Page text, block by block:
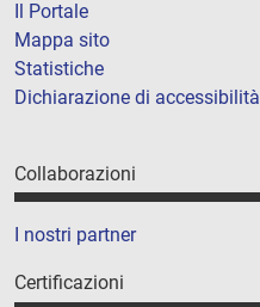
Il Portale
Mappa sito
Statistiche
Dichiarazione di accessibilità
Collaborazioni
I nostri partner
Certificazioni